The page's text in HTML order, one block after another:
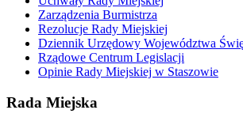
Zarządzenia Burmistrza
Rezolucje Rady Miejskiej
Dziennik Urzędowy Województwa
Rządowe Centrum Legislacji
Opinie Rady Miejskiej w Staszowie
Rada Miejska